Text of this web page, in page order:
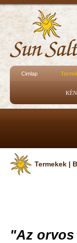
Cimlap
Termekek |
"Az